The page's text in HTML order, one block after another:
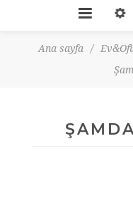
Ana sayfa /